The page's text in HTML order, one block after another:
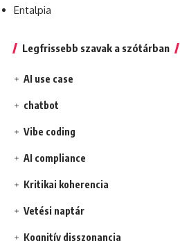
Entalpia
Legfrissebb szavak a szótárban
AI use case
chatbot
Vibe coding
AI compliance
Kritikai koherencia
Vetési naptár
Kognitív disszonancia